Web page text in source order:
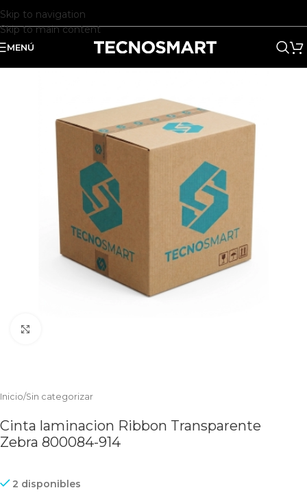
Skip to navigation
Skip to main content
MENÚ
Inicio/Sin categorizar
Cinta laminacion Ribbon Transparente
Zebra 800084-914
2 disponibles